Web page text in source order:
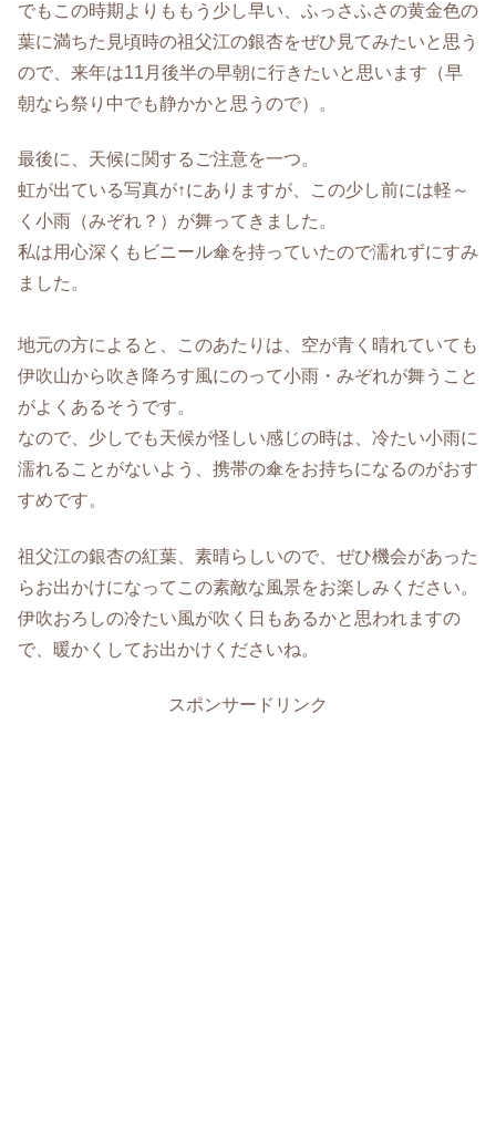
でもこの時期よりももう少し早い、ふっさふさの黄金色の
葉に満ちた見頃時の祖父江の銀杏をぜひ見てみたいと思う
ので、来年は11月後半の早朝に行きたいと思います（早
朝なら祭り中でも静かかと思うので）。
最後に、天候に関するご注意を一つ。
虹が出ている写真が↑にありますが、この少し前には軽～
く小雨（みぞれ？）が舞ってきました。
私は用心深くもビニール傘を持っていたので濡れずにすみ
ました。
地元の方によると、このあたりは、空が青く晴れていても
伊吹山から吹き降ろす風にのって小雨・みぞれが舞うこと
がよくあるそうです。
なので、少しでも天候が怪しい感じの時は、冷たい小雨に
濡れることがないよう、携帯の傘をお持ちになるのがおす
すめです。
祖父江の銀杏の紅葉、素晴らしいので、ぜひ機会があった
らお出かけになってこの素敵な風景をお楽しみください。
伊吹おろしの冷たい風が吹く日もあるかと思われますの
で、暖かくしてお出かけくださいね。
スポンサードリンク